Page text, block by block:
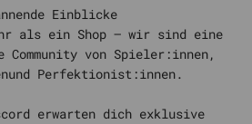
als ein Shop – wir sind eine
von Spieler:innen,
Perfektionist:innen.
erwarten dich exklusive